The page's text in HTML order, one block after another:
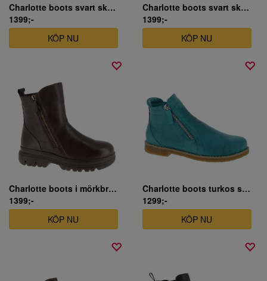
Charlotte boots svart skinn
1399;-
KÖP NU
Charlotte boots svart skinn
1399;-
KÖP NU
Charlotte boots i mörkbrunt skinn
1399;-
KÖP NU
Charlotte boots turkos skinn
1299;-
KÖP NU